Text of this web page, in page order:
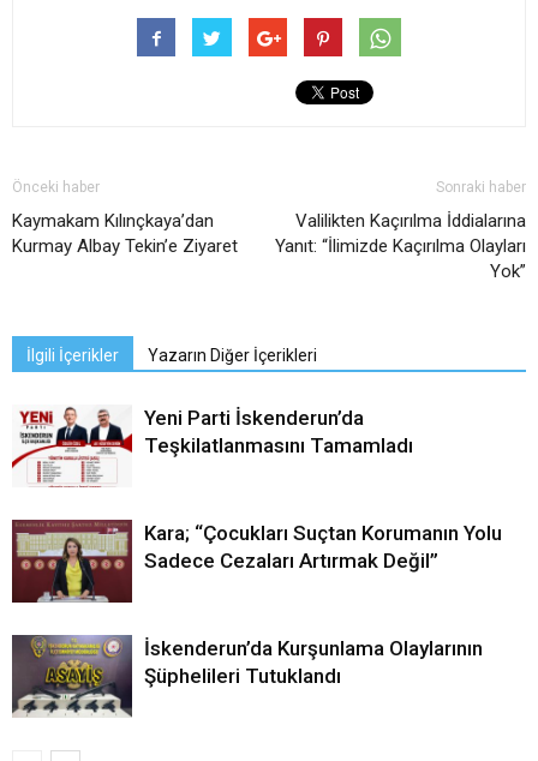
Önceki haber
Kaymakam Kılınçkaya’dan
Kurmay Albay Tekin’e Ziyaret
Sonraki haber
Valilikten Kaçırılma İddialarına
Yanıt: “İlimizde Kaçırılma Olayları
Yok”
İlgili İçerikler Yazarın Diğer İçerikleri
Yeni Parti İskenderun’da
Teşkilatlanmasını Tamamladı
Kara; “Çocukları Suçtan Korumanın Yolu
Sadece Cezaları Artırmak Değil”
İskenderun’da Kurşunlama Olaylarının
Şüphelileri Tutuklandı